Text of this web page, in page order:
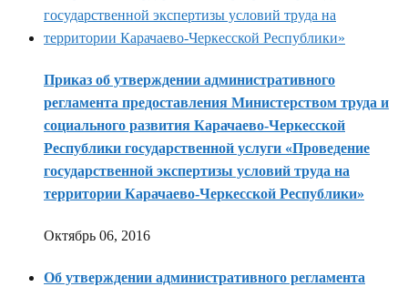
Приказ об утверждении административного
регламента предоставления Министерством труда и
социального развития Карачаево-Черкесской
Республики государственной услуги «Проведение
государственной экспертизы условий труда на
территории Карачаево-Черкесской Республики»
Октябрь 06, 2016
Об утверждении административного регламента